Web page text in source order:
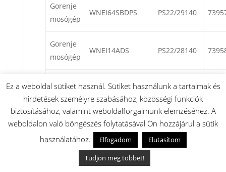
Gorenje
mosógép
WNEI64SBDPS PS22/29140
Gorenje
mosógép
WNEI14ADS PS22/28140
Gorenje
mosógép
WFGE70143VM PS22/23140
Gorenje
Wave NEI84ADPS PS22/25140
WFGA801619VMQ
Ez a weboldal sütiket használ. Sütiket használunk a tartalmak és
hirdetések személyre szabásához, közösségi funkciók
biztosításához, valamint weboldalforgalmunk elemzéséhez. A
weboldalon való böngészés folytatásával Ön hozzájárul a sütik
használatához.
Elfogadom
Elutasítom
Tudjon meg többet!